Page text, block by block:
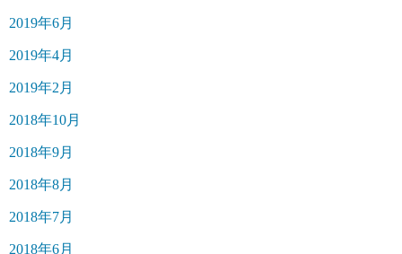
2019年6月
2019年4月
2019年2月
2018年10月
2018年9月
2018年8月
2018年7月
2018年6月